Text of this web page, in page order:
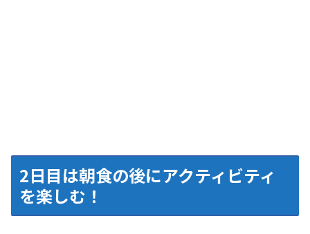
2日目は朝食の後にアクティビティ
を楽しむ！